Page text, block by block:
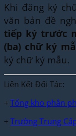
Khi đăng ký
văn bản đề
tiếp ký trước
(ba) chữ ký
ký chữ ký mẫu.
Liên Kết Đối Tác:
+ Tổng kho phân
+ Trường Trung